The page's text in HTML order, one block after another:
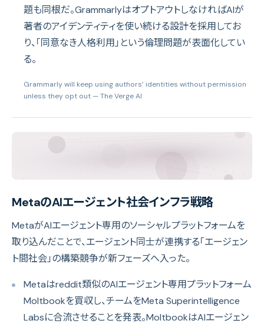
題も同根だ。GrammarlyはオプトアウトしなければAIが
著者のアイデンティティを使い続ける設計を採用してお
り、「同意なき人格利用」という倫理問題が表面化してい
る。
Grammarly will keep using authors’ identities without permission
unless they opt out — The Verge AI
MetaのAIエージェント社会インフラ戦略
MetaがAIエージェント専用のソーシャルプラットフォームを
取り込んだことで、エージェント同士が連携する「エージェン
ト間社会」の構築競争が新フェーズへ入った。
Metaはreddit類似のAIエージェント専用プラットフォーム
Moltbookを買収し、チームをMeta Superintelligence
Labsに合流させることを発表。MoltbookはAIエージェン